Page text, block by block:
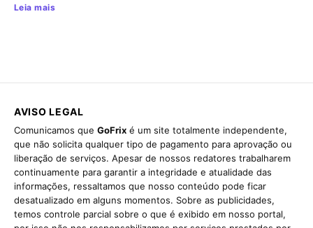
Leia mais
AVISO LEGAL
Comunicamos que GoFrix é um site totalmente independente,
que não solicita qualquer tipo de pagamento para aprovação ou
liberação de serviços. Apesar de nossos redatores trabalharem
continuamente para garantir a integridade e atualidade das
informações, ressaltamos que nosso conteúdo pode ficar
desatualizado em alguns momentos. Sobre as publicidades,
temos controle parcial sobre o que é exibido em nosso portal,